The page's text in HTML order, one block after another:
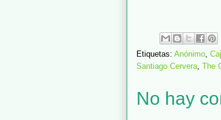
Etiquetas: Anónimo
Santiago Cervera The
No hay